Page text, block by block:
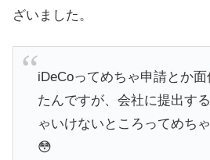
ざいました。
iDeCoってめちゃ申請とか
たんですが、会社に提出す
ゃいけないところってめち
😳